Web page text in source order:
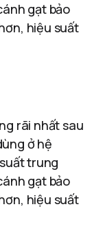
gạt bảo
hiệu suất
rãi nhất sau
ở hệ
trung
gạt bảo
hiệu suất